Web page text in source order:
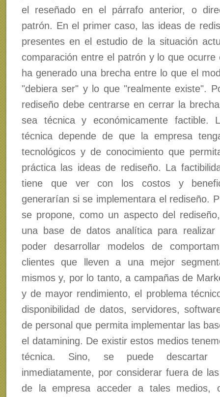
el reseñado en el párrafo anterior, o
patrón. En el primer caso, las ideas de
presentes en el estudio de la situación
comparación entre el patrón y lo que ocurre
ha generado una brecha entre lo que el
"debiera ser" y lo que "realmente existe".
rediseño debe centrarse en cerrar la
sea técnica y económicamente factible.
técnica depende de que la empresa
tecnológicos y de conocimiento que
práctica las ideas de rediseño. La
tiene que ver con los costos y
generarían si se implementara el rediseño.
se propone, como un aspecto del
una base de datos analítica para realizar
poder desarrollar modelos de
clientes que lleven a una mejor
mismos y, por lo tanto, a campañas de
y de mayor rendimiento, el problema
disponibilidad de datos, servidores,
de personal que permita implementar las
el datamining. De existir estos medios
técnica. Sino, se puede descartar
inmediatamente, por considerar fuera de
de la empresa acceder a tales medios,